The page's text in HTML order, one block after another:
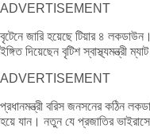
ADVERTISEMENT
বৃটেনে জারি হয়েছে টিয়ার ৪
ইঙ্গিত দিয়েছেন বৃটিশ স্বাস্থ্যমন্ত্রী
ADVERTISEMENT
প্রধানমন্ত্রী বরিস জনসনের কঠিন
হয়ে যান। নতুন যে প্রজাতির